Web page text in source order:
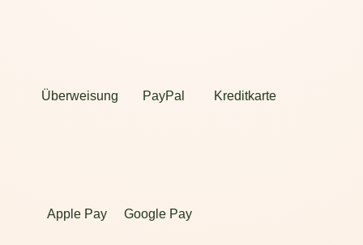
Überweisung PayPal Kreditkarte
Apple Pay Google Pay